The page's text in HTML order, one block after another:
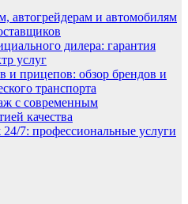
автогрейдерам и автомобилям
дилера: гарантия
услуг
и прицепов: обзор брендов и
транспорта
с современным
качества
7: профессиональные услуги